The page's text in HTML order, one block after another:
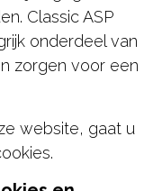
Classic ASP
onderdeel van
zorgen voor een
website, gaat u